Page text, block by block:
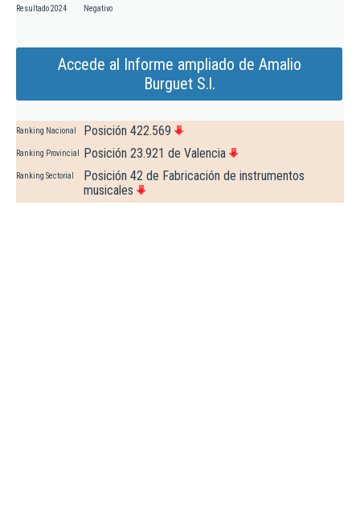
Resultado 2024 Negativo
Accede al Informe ampliado de Amalio
Burguet S.l.
Ranking Nacional Posición 422.569
Ranking Provincial Posición 23.921 de Valencia
Ranking Sectorial
Posición 42 de Fabricación de instrumentos
musicales